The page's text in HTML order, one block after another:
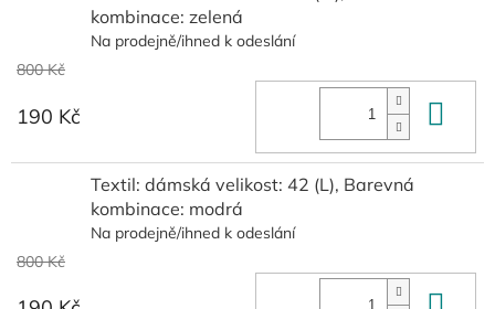
kombinace: zelená
Na prodejně/ihned k odeslání
800 Kč
190 Kč
Textil: dámská velikost: 42 (L), Barevná
kombinace: modrá
Na prodejně/ihned k odeslání
800 Kč